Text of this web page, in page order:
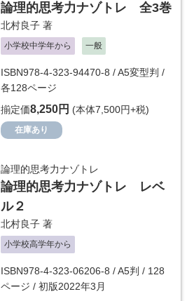
論理的思考力ナゾトレ 全3巻
北村良子 著
小学校中学年から 一般
ISBN978-4-323-94470-8 / A5変型判 /
各128ページ
揃定価8,250円 (本体7,500円+税)
在庫あり
論理的思考力ナゾトレ
論理的思考力ナゾトレ レベ
ル２
北村良子 著
小学校高学年から
ISBN978-4-323-06206-8 / A5判 / 128
ページ / 初版2022年3月